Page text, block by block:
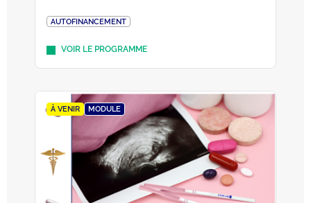
AUTOFINANCEMENT
VOIR LE PROGRAMME
À VENIR MODULE